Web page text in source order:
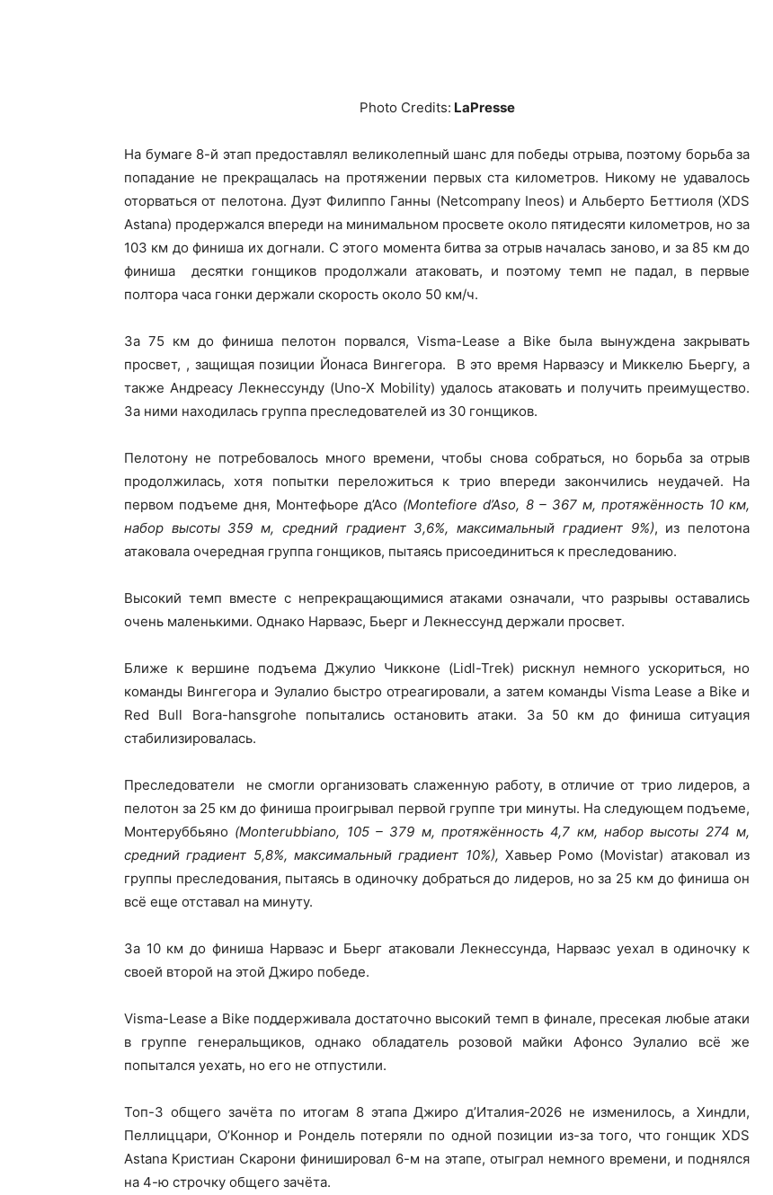
Photo Credits: LaPresse
На бумаге 8-й этап предоставлял великолепный шанс для победы отрыва, поэтому борьба за
попадание не прекращалась на протяжении первых ста километров. Никому не удавалось
оторваться от пелотона. Дуэт Филиппо Ганны (Netcompany Ineos) и Альберто Беттиоля (XDS
Astana) продержался впереди на минимальном просвете около пятидесяти километров, но за
103 км до финиша их догнали. С этого момента битва за отрыв началась заново, и за 85 км до
финиша десятки гонщиков продолжали атаковать, и поэтому темп не падал, в первые
полтора часа гонки держали скорость около 50 км/ч.
За 75 км до финиша пелотон порвался, Visma-Lease a Bike была вынуждена закрывать
просвет, , защищая позиции Йонаса Вингегора. В это время Нарваэсу и Миккелю Бьергу, а
также Андреасу Лекнессунду (Uno-X Mobility) удалось атаковать и получить преимущество.
За ними находилась группа преследователей из 30 гонщиков.
Пелотону не потребовалось много времени, чтобы снова собраться, но борьба за отрыв
продолжилась, хотя попытки переложиться к трио впереди закончились неудачей. На
первом подъеме дня, Монтефьоре д’Асо (Montefiore d’Aso, 8 – 367 м, протяжённость 10 км,
набор высоты 359 м, средний градиент 3,6%, максимальный градиент 9%), из пелотона
атаковала очередная группа гонщиков, пытаясь присоединиться к преследованию.
Высокий темп вместе с непрекращающимися атаками означали, что разрывы оставались
очень маленькими. Однако Нарваэс, Бьерг и Лекнессунд держали просвет.
Ближе к вершине подъема Джулио Чикконе (Lidl-Trek) рискнул немного ускориться, но
команды Вингегора и Эулалио быстро отреагировали, а затем команды Visma Lease a Bike и
Red Bull Bora-hansgrohe попытались остановить атаки. За 50 км до финиша ситуация
стабилизировалась.
Преследователи не смогли организовать слаженную работу, в отличие от трио лидеров, а
пелотон за 25 км до финиша проигрывал первой группе три минуты. На следующем подъеме,
Монтеруббьяно (Monterubbiano, 105 – 379 м, протяжённость 4,7 км, набор высоты 274 м,
средний градиент 5,8%, максимальный градиент 10%), Хавьер Ромо (Movistar) атаковал из
группы преследования, пытаясь в одиночку добраться до лидеров, но за 25 км до финиша он
всё еще отставал на минуту.
За 10 км до финиша Нарваэс и Бьерг атаковали Лекнессунда, Нарваэс уехал в одиночку к
своей второй на этой Джиро победе.
Visma-Lease a Bike поддерживала достаточно высокий темп в финале, пресекая любые атаки
в группе генеральщиков, однако обладатель розовой майки Афонсо Эулалио всё же
попытался уехать, но его не отпустили.
Топ-3 общего зачёта по итогам 8 этапа Джиро д’Италия-2026 не изменилось, а Хиндли,
Пеллиццари, О’Коннор и Рондель потеряли по одной позиции из-за того, что гонщик XDS
Astana Кристиан Скарони финишировал 6-м на этапе, отыграл немного времени, и поднялся
на 4-ю строчку общего зачёта.